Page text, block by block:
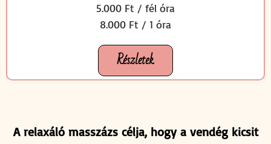
5.000 Ft / fél óra
8.000 Ft / 1 óra
Részletek
A relaxáló masszázs célja, hogy a vendég kicsit